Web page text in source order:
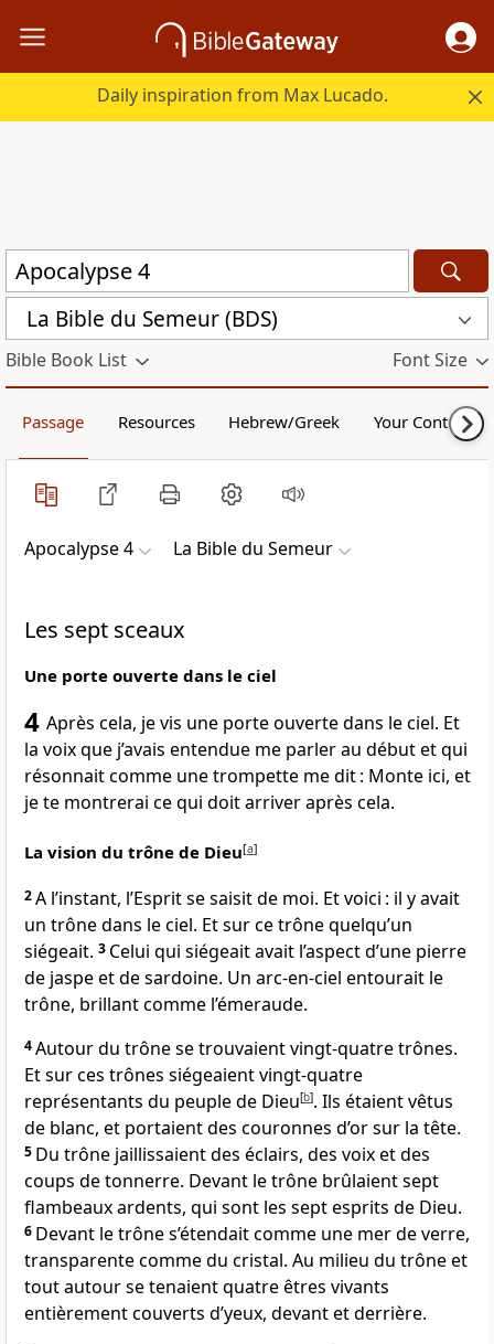
Daily inspiration from Max Lucado.
La Bible du Semeur (BDS)
Bible Book List Font Size
Passage Resources Hebrew/Greek Your Content
Apocalypse 4 La Bible du Semeur
Les sept sceaux
Une porte ouverte dans le ciel
4 Après cela, je vis une porte ouverte dans le ciel. Et
la voix que j’avais entendue me parler au début et qui
résonnait comme une trompette me dit : Monte ici, et
je te montrerai ce qui doit arriver après cela.
La vision du trône de Dieu[a]
2A l’instant, l’Esprit se saisit de moi. Et voici : il y avait
un trône dans le ciel. Et sur ce trône quelqu’un
siégeait. 3 Celui qui siégeait avait l’aspect d’une pierre
de jaspe et de sardoine. Un arc-en-ciel entourait le
trône, brillant comme l’émeraude.
4Autour du trône se trouvaient vingt-quatre trônes.
Et sur ces trônes siégeaient vingt-quatre
représentants du peuple de Dieu[b]. Ils étaient vêtus
de blanc, et portaient des couronnes d’or sur la tête.
5 Du trône jaillissaient des éclairs, des voix et des
coups de tonnerre. Devant le trône brûlaient sept
flambeaux ardents, qui sont les sept esprits de Dieu.
6 Devant le trône s’étendait comme une mer de verre,
transparente comme du cristal. Au milieu du trône et
tout autour se tenaient quatre êtres vivants
entièrement couverts d’yeux, devant et derrière.